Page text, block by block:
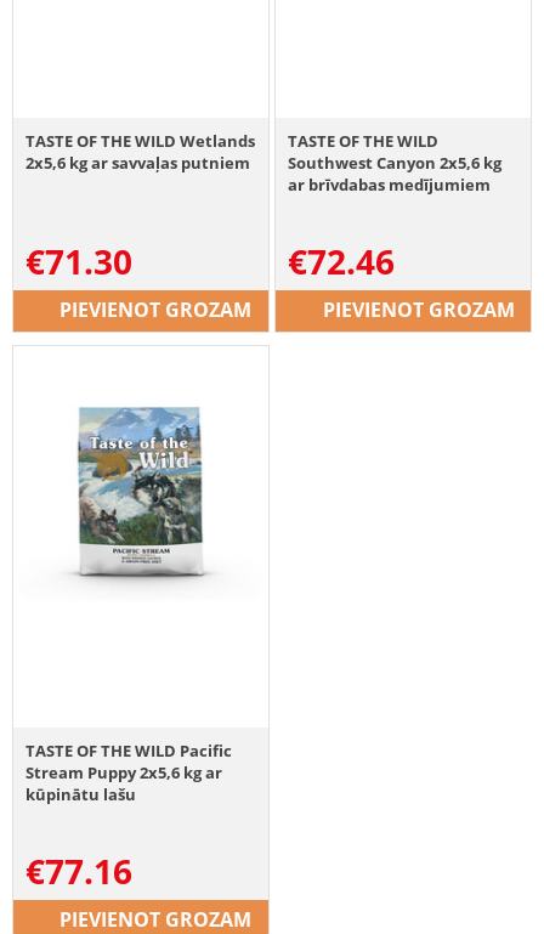
TASTE OF THE WILD Wetlands
2x5,6 kg ar savvaļas putniem
€71.30
PIEVIENOT GROZAM
TASTE OF THE WILD
Southwest Canyon 2x5,6 kg
ar brīvdabas medījumiem
€72.46
PIEVIENOT GROZAM
TASTE OF THE WILD Pacific
Stream Puppy 2x5,6 kg ar
kūpinātu lašu
€77.16
PIEVIENOT GROZAM